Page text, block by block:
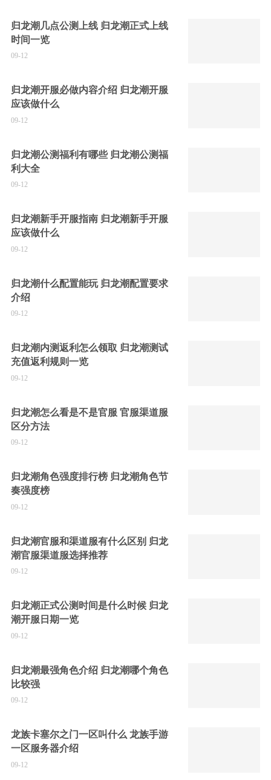
归龙潮几点公测上线 归龙潮正式上线
时间一览
09-12
归龙潮开服必做内容介绍 归龙潮开服
应该做什么
09-12
归龙潮公测福利有哪些 归龙潮公测福
利大全
09-12
归龙潮新手开服指南 归龙潮新手开服
应该做什么
09-12
归龙潮什么配置能玩 归龙潮配置要求
介绍
09-12
归龙潮内测返利怎么领取 归龙潮测试
充值返利规则一览
09-12
归龙潮怎么看是不是官服 官服渠道服
区分方法
09-12
归龙潮角色强度排行榜 归龙潮角色节
奏强度榜
09-12
归龙潮官服和渠道服有什么区别 归龙
潮官服渠道服选择推荐
09-12
归龙潮正式公测时间是什么时候 归龙
潮开服日期一览
09-12
归龙潮最强角色介绍 归龙潮哪个角色
比较强
09-12
龙族卡塞尔之门一区叫什么 龙族手游
一区服务器介绍
09-12